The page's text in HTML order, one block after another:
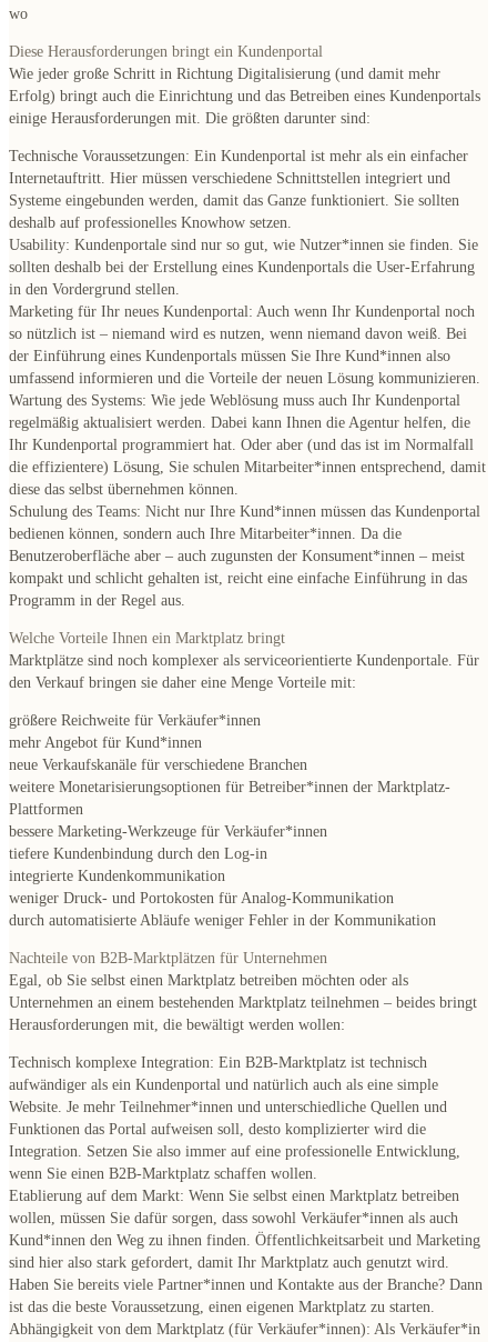
wo
Diese Herausforderungen bringt ein Kundenportal
Wie jeder große Schritt in Richtung Digitalisierung (und damit mehr
Erfolg) bringt auch die Einrichtung und das Betreiben eines Kundenportals
einige Herausforderungen mit. Die größten darunter sind:
Technische Voraussetzungen: Ein Kundenportal ist mehr als ein einfacher
Internetauftritt. Hier müssen verschiedene Schnittstellen integriert und
Systeme eingebunden werden, damit das Ganze funktioniert. Sie sollten
deshalb auf professionelles Knowhow setzen.
Usability: Kundenportale sind nur so gut, wie Nutzer*innen sie finden. Sie
sollten deshalb bei der Erstellung eines Kundenportals die User-Erfahrung
in den Vordergrund stellen.
Marketing für Ihr neues Kundenportal: Auch wenn Ihr Kundenportal noch
so nützlich ist – niemand wird es nutzen, wenn niemand davon weiß. Bei
der Einführung eines Kundenportals müssen Sie Ihre Kund*innen also
umfassend informieren und die Vorteile der neuen Lösung kommunizieren.
Wartung des Systems: Wie jede Weblösung muss auch Ihr Kundenportal
regelmäßig aktualisiert werden. Dabei kann Ihnen die Agentur helfen, die
Ihr Kundenportal programmiert hat. Oder aber (und das ist im Normalfall
die effizientere) Lösung, Sie schulen Mitarbeiter*innen entsprechend, damit
diese das selbst übernehmen können.
Schulung des Teams: Nicht nur Ihre Kund*innen müssen das Kundenportal
bedienen können, sondern auch Ihre Mitarbeiter*innen. Da die
Benutzeroberfläche aber – auch zugunsten der Konsument*innen – meist
kompakt und schlicht gehalten ist, reicht eine einfache Einführung in das
Programm in der Regel aus.
Welche Vorteile Ihnen ein Marktplatz bringt
Marktplätze sind noch komplexer als serviceorientierte Kundenportale. Für
den Verkauf bringen sie daher eine Menge Vorteile mit:
größere Reichweite für Verkäufer*innen
mehr Angebot für Kund*innen
neue Verkaufskanäle für verschiedene Branchen
weitere Monetarisierungsoptionen für Betreiber*innen der Marktplatz-
Plattformen
bessere Marketing-Werkzeuge für Verkäufer*innen
tiefere Kundenbindung durch den Log-in
integrierte Kundenkommunikation
weniger Druck- und Portokosten für Analog-Kommunikation
durch automatisierte Abläufe weniger Fehler in der Kommunikation
Nachteile von B2B-Marktplätzen für Unternehmen
Egal, ob Sie selbst einen Marktplatz betreiben möchten oder als
Unternehmen an einem bestehenden Marktplatz teilnehmen – beides bringt
Herausforderungen mit, die bewältigt werden wollen:
Technisch komplexe Integration: Ein B2B-Marktplatz ist technisch
aufwändiger als ein Kundenportal und natürlich auch als eine simple
Website. Je mehr Teilnehmer*innen und unterschiedliche Quellen und
Funktionen das Portal aufweisen soll, desto komplizierter wird die
Integration. Setzen Sie also immer auf eine professionelle Entwicklung,
wenn Sie einen B2B-Marktplatz schaffen wollen.
Etablierung auf dem Markt: Wenn Sie selbst einen Marktplatz betreiben
wollen, müssen Sie dafür sorgen, dass sowohl Verkäufer*innen als auch
Kund*innen den Weg zu ihnen finden. Öffentlichkeitsarbeit und Marketing
sind hier also stark gefordert, damit Ihr Marktplatz auch genutzt wird.
Haben Sie bereits viele Partner*innen und Kontakte aus der Branche? Dann
ist das die beste Voraussetzung, einen eigenen Marktplatz zu starten.
Abhängigkeit von dem Marktplatz (für Verkäufer*innen): Als Verkäufer*in